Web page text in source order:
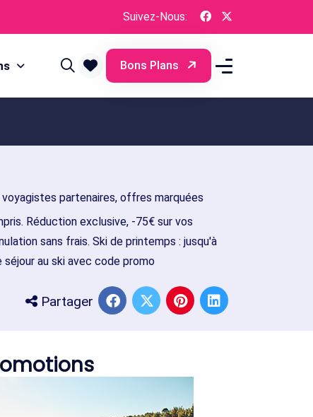
Suivez-Nous:
Bons Plans
partenaires, offres marquées
Réduction exclusive, -75€ sur vos
sans frais. Ski de printemps : jusqu'à
au ski avec code promo
Partager